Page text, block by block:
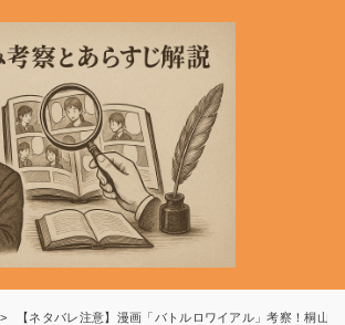
【ネタバレ注意】漫画「バトルロワイアル」考察！桐山